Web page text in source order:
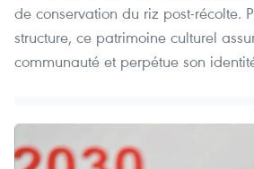
de conservation du riz post-récolte.
structure, ce patrimoine culturel
communauté et perpétue son